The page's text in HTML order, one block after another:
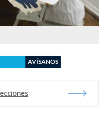
AVÍSANOS